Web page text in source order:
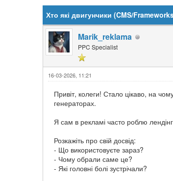
Хто які двигунчики (CMS/
Marik_reklama
PPC Specialist
16-03-2026, 11:21
Привіт, колеги! Стало цікаво, на
генераторах.
Я сам в рекламі часто роблю
Розкажіть про свій досвід:
- Що використовуєте зараз?
- Чому обрали саме це?
- Які головні болі зустрічали?